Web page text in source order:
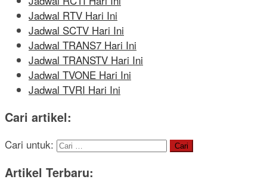
Jadwal RTV Hari Ini
Jadwal SCTV Hari Ini
Jadwal TRANS7 Hari Ini
Jadwal TRANSTV Hari Ini
Jadwal TVONE Hari Ini
Jadwal TVRI Hari Ini
Cari artikel:
Cari untuk:
Artikel Terbaru: